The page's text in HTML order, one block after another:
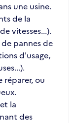
une usine.
de la
vitesses...).
pannes de
d'usage,
réparer, ou
la
des